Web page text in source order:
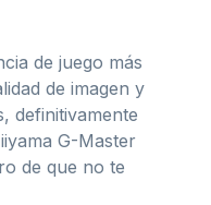
de juego más
de imagen y
definitivamente
G-Master
de que no te